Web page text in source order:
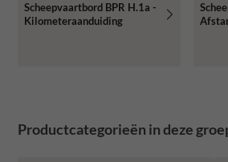
Scheepvaartbord BPR H.1a -
Kilometeraanduiding
Productcategorieën in deze